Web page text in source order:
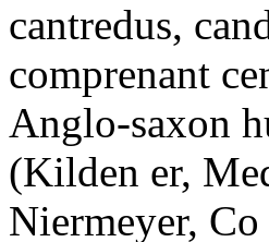
cantredus,
comprenant
Anglo-saxon
(Kilden er,
Niermeyer,